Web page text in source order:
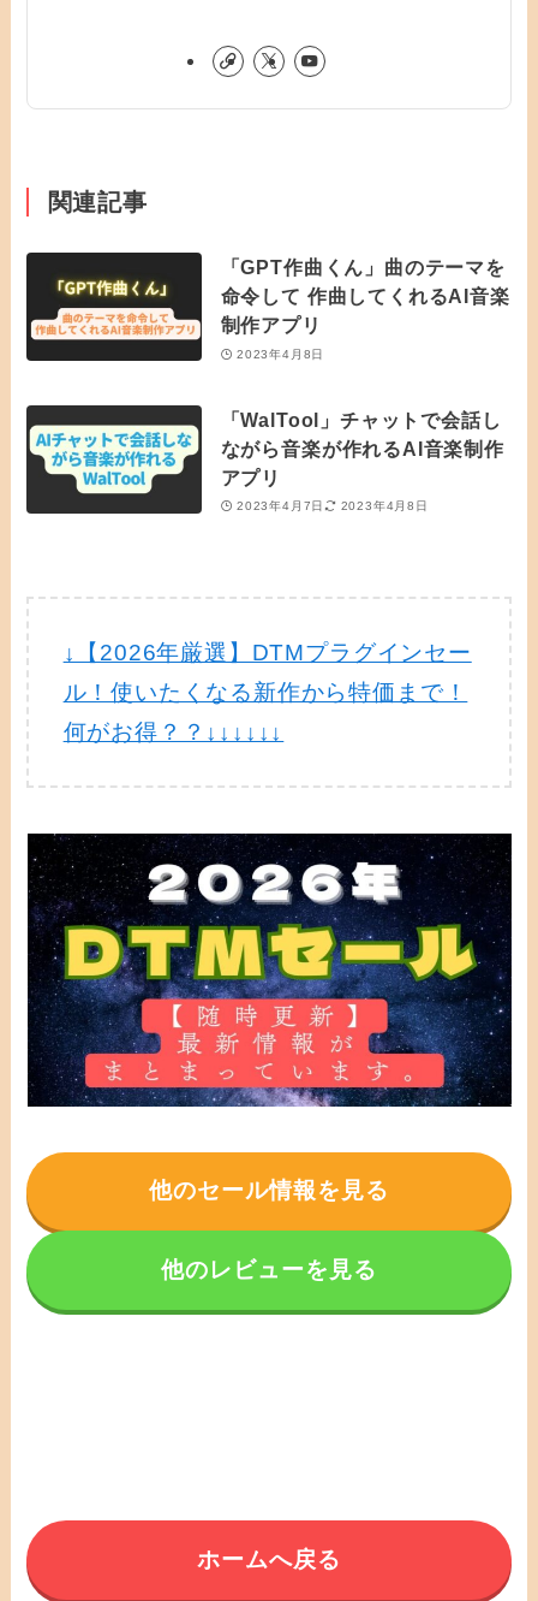
関連記事
「GPT作曲くん」曲のテーマを
命令して 作曲してくれるAI音楽
制作アプリ
2023年4月8日
「WalTool」チャットで会話し
ながら音楽が作れるAI音楽制作
アプリ
2023年4月7日 2023年4月8日
↓【2026年厳選】DTMプラグインセー
ル！使いたくなる新作から特価まで！
何がお得？？↓↓↓↓↓↓
他のセール情報を見る
他のレビューを見る
ホームへ戻る